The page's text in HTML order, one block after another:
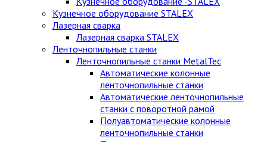
Кузнечное оборудование STALEX
Лазерная сварка
Лазерная сварка STALEX
Ленточнопильные станки
Ленточнопильные станки MetalTec
Автоматические колонные
ленточнопильные станки
Автоматические ленточнопильные
станки с поворотной рамой
Полуавтоматические колонные
ленточнопильные станки